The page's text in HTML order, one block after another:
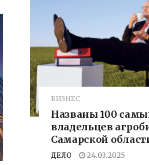
БИЗНЕС
Названы 100
владельцев
Самарской
ДЕЛО 24.03.2025